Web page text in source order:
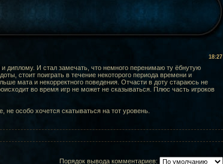
18:27
диплому. И стал замечать, что немного перенимаю ту ёбнутую
стоит поиграть в течение некоторого периода времени и
мата и некорректного поведения. Отчасти в доту стараюсь не
во время игр не может не сказываться. Плюс часть игроков
особо хочется скатываться на тот уровень.
Порядок вывода комментариев: